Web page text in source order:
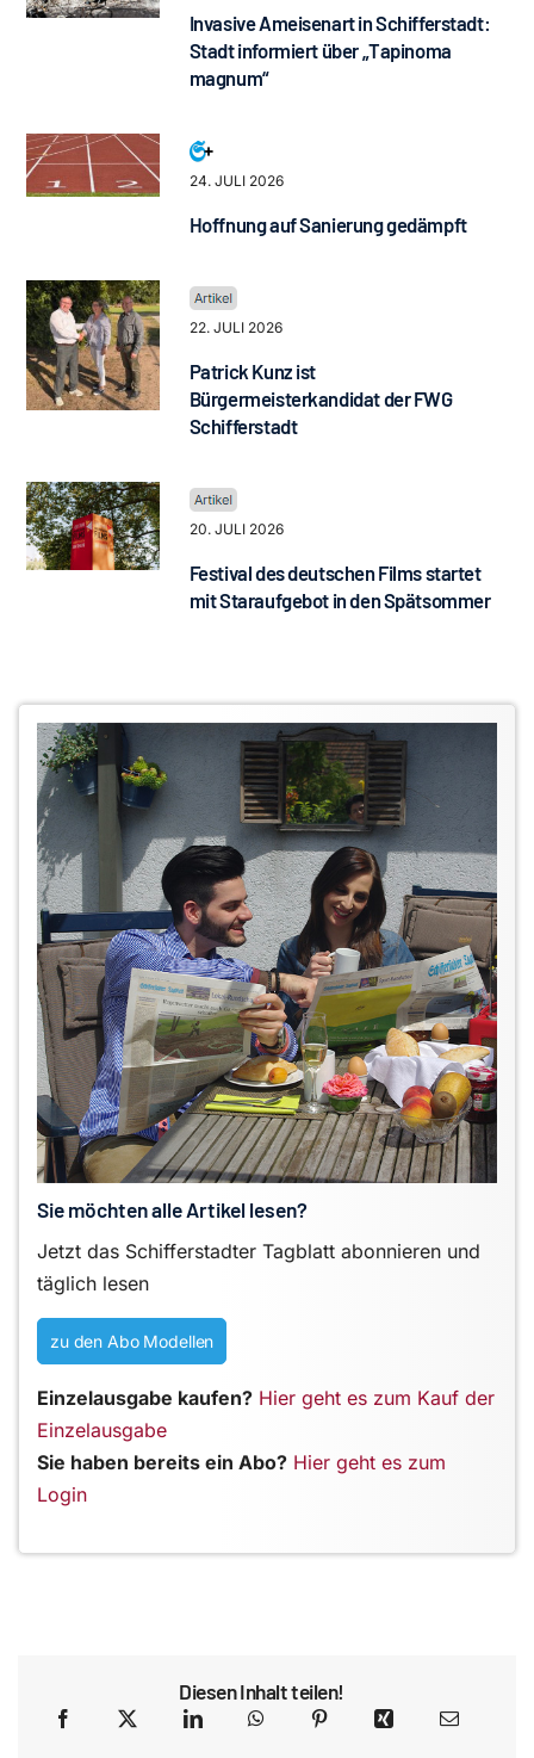
Invasive Ameisenart in Schifferstadt:
Stadt informiert über „Tapinoma
magnum“
24. JULI 2026
Hoffnung auf Sanierung gedämpft
22. JULI 2026
Patrick Kunz ist
Bürgermeisterkandidat der FWG
Schifferstadt
20. JULI 2026
Festival des deutschen Films startet
mit Staraufgebot in den Spätsommer
Sie möchten alle Artikel lesen?
Jetzt das Schifferstadter Tagblatt abonnieren und
täglich lesen
zu den Abo Modellen
Einzelausgabe kaufen? Hier geht es zum Kauf der
Einzelausgabe
Sie haben bereits ein Abo? Hier geht es zum
Login
Diesen Inhalt teilen!